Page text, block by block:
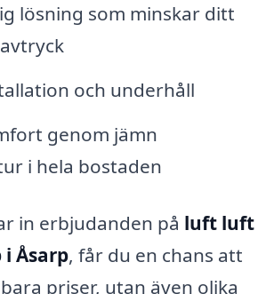
lösning som minskar ditt
och underhåll
genom jämn
i hela bostaden
in erbjudanden på luft luft
Åsarp, får du en chans att
priser, utan även olika